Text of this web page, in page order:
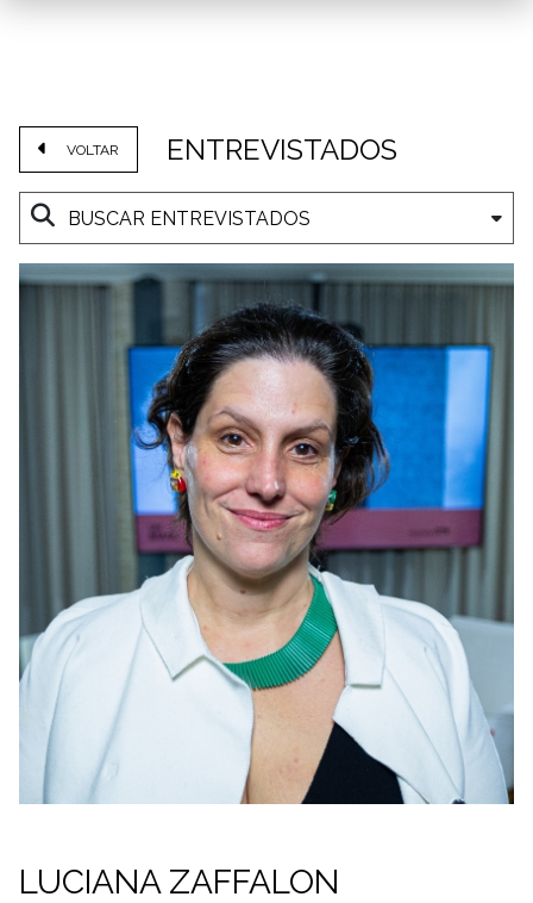
VOLTAR ENTREVISTADOS
LUCIANA ZAFFALON